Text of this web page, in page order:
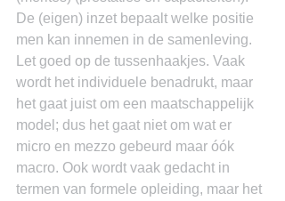
De (eigen) inzet bepaalt welke positie
men kan innemen in de samenleving.
Let goed op de tussenhaakjes. Vaak
wordt het individuele benadrukt, maar
het gaat juist om een maatschappelijk
model; dus het gaat niet om wat er
micro en mezzo gebeurd maar óók
macro. Ook wordt vaak gedacht in
termen van formele opleiding, maar het